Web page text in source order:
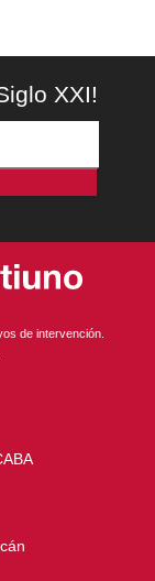
XXI!
de intervención.